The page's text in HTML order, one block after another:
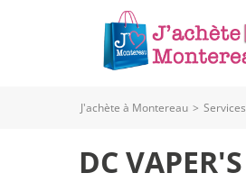
J'achète à Montereau > Services
DC VAPER'S